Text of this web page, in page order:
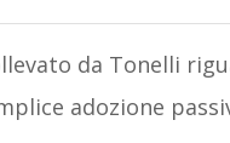
da Tonelli
adozione